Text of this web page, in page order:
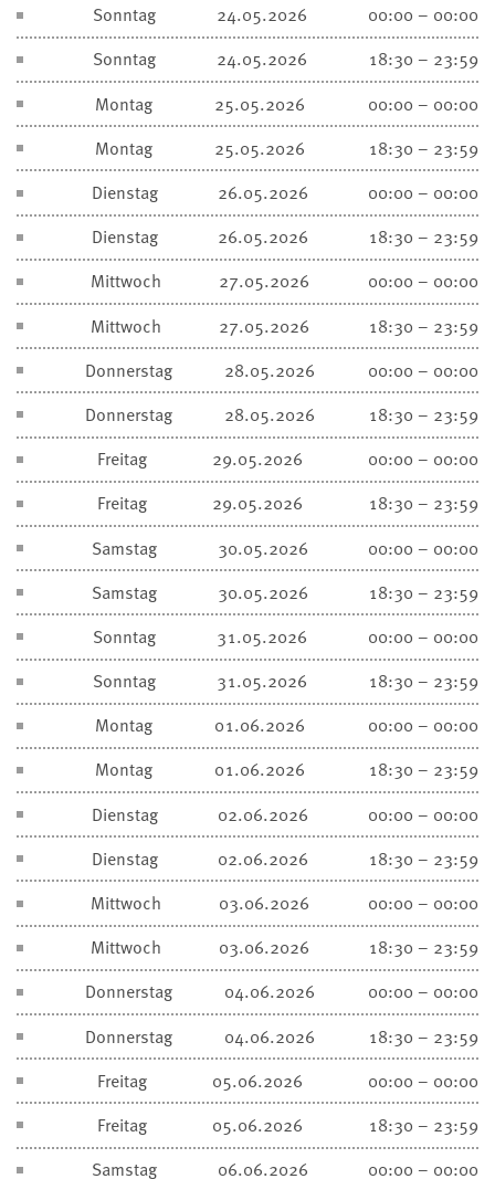
Sonntag
24.05.2026
00:00 – 00:00
Sonntag
24.05.2026
18:30 – 23:59
Montag
25.05.2026
00:00 – 00:00
Montag
25.05.2026
18:30 – 23:59
Dienstag
26.05.2026
00:00 – 00:00
Dienstag
26.05.2026
18:30 – 23:59
Mittwoch
27.05.2026
00:00 – 00:00
Mittwoch
27.05.2026
18:30 – 23:59
Donnerstag
28.05.2026
00:00 – 00:00
Donnerstag
28.05.2026
18:30 – 23:59
Freitag
29.05.2026
00:00 – 00:00
Freitag
29.05.2026
18:30 – 23:59
Samstag
30.05.2026
00:00 – 00:00
Samstag
30.05.2026
18:30 – 23:59
Sonntag
31.05.2026
00:00 – 00:00
Sonntag
31.05.2026
18:30 – 23:59
Montag
01.06.2026
00:00 – 00:00
Montag
01.06.2026
18:30 – 23:59
Dienstag
02.06.2026
00:00 – 00:00
Dienstag
02.06.2026
18:30 – 23:59
Mittwoch
03.06.2026
00:00 – 00:00
Mittwoch
03.06.2026
18:30 – 23:59
Donnerstag
04.06.2026
00:00 – 00:00
Donnerstag
04.06.2026
18:30 – 23:59
Freitag
05.06.2026
00:00 – 00:00
Freitag
05.06.2026
18:30 – 23:59
Samstag
06.06.2026
00:00 – 00:00